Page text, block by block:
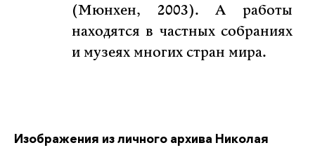
(Мюнхен, 2003). А работы
находятся в частных собраниях
и музеях многих стран мира.
Изображения из личного архива Николая